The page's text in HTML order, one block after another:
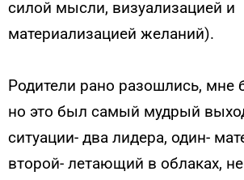
силой мысли, визуализацией и
материализацией желаний).
Родители рано разошлись, мне
но это был самый мудрый
ситуации- два лидера, один-
второй- летающий в облаках,